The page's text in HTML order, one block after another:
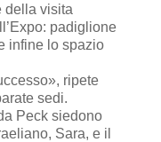
della visita
padiglione
infine lo spazio
ripete
sedi.
Peck siedono
Sara, e il